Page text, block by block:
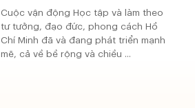
Cuộc vận động Học tập và làm theo
tư tưởng, đạo đức, phong cách Hồ
Chí Minh đã và đang phát triển mạnh
mẽ, cả về bề rộng và chiều ...